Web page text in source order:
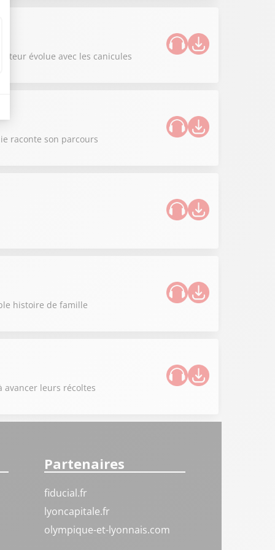
évolue avec les canicules
raconte son parcours
histoire de famille
leurs récoltes
Partenaires
fiducial.fr
lyoncapitale.fr
olympique-et-lyonnais.com